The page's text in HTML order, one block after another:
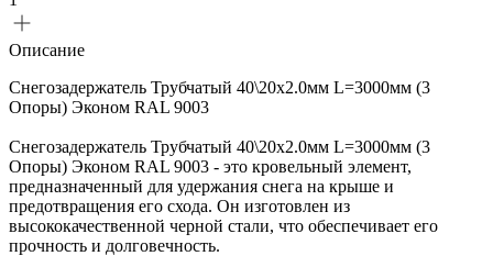
Описание
Снегозадержатель Трубчатый 40\20х2.0мм L=3000мм (3
Опоры) Эконом RAL 9003
Снегозадержатель Трубчатый 40\20х2.0мм L=3000мм (3
Опоры) Эконом RAL 9003 - это кровельный элемент,
предназначенный для удержания снега на крыше и
предотвращения его схода. Он изготовлен из
высококачественной черной стали, что обеспечивает его
прочность и долговечность.